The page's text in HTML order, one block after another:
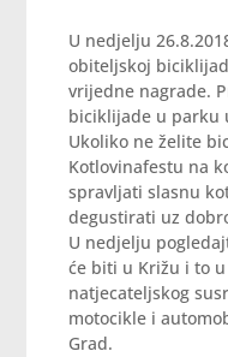
U nedjelju
obiteljskoj
vrijedne nagrade.
biciklijade u parku
Ukoliko ne želite
Kotlovinafestu na
spravljati slasnu
degustirati uz
U nedjelju
će biti u Križu i to
natjecateljskog
motocikle i
Grad.